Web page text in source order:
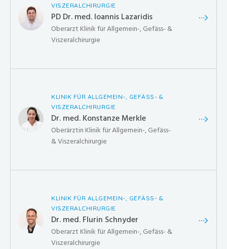
VISZERALCHIRURGIE
PD Dr. med. Ioannis Lazaridis
Oberarzt Klinik für Allgemein-, Gefäss- &
Viszeralchirurgie
KLINIK FÜR ALLGEMEIN-, GEFÄSS- &
VISZERALCHIRURGIE
Dr. med. Konstanze Merkle
Oberärztin Klinik für Allgemein-, Gefäss-
& Viszeralchirurgie
KLINIK FÜR ALLGEMEIN-, GEFÄSS- &
VISZERALCHIRURGIE
Dr. med. Flurin Schnyder
Oberarzt Klinik für Allgemein-, Gefäss- &
Viszeralchirurgie